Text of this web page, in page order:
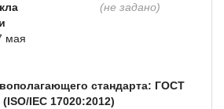
мая
(не задано)
стандарта: ГОСТ
IEC 17020:2012)